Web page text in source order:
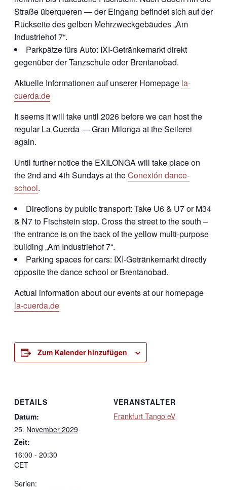
Straße überqueren — der Eingang befindet sich auf der
Rückseite des gelben Mehrzweckgebäudes „Am
Industriehof 7“.
Parkpätze fürs Auto: IXI-Getränkemarkt direkt
gegenüber der Tanzschule oder Brentanobad.
Aktuelle Informationen auf unserer Homepage la-
cuerda.de
It seems it will take until 2026 before we can host the
regular La Cuerda — Gran Milonga at the Seilerei
again.
Until further notice the EXILONGA will take place on
the 2nd and 4th Sundays at theConexión dance-
school.
Directions by public transport: Take U6 & U7 or M34
& N7 to Fischstein stop. Cross the street to the south –
the entrance is on the back of the yellow multi-purpose
building „Am Industriehof 7“.
Parking spaces for cars: IXI-Getränkemarkt directly
opposite the dance school or Brentanobad.
Actual information about our events at our homepage
la-cuerda.de
Zum Kalender hinzufügen
DETAILS
Datum:
25. November 2029
Zeit:
16:00 - 20:30
CET
Serien:
VERANSTALTER
Frankfurt Tango eV